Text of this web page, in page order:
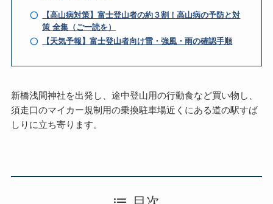
【高山病対策】富士登山者の約３割！高山病の予防と対
策 全集（ご一読を）
【天気予報】富士登山者向け雷・強風・雨の確認手順
新橋浅間神社を出発し、途中登山用の行動食など買い物し、
須走口のマイカー規制用の乗換駐車場近くにある道の駅すば
しりに立ち寄ります。